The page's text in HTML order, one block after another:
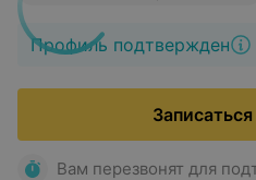
Профиль подтвержден
Вам перезвонят для